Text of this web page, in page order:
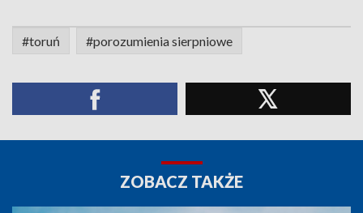
#toruń #porozumienia sierpniowe
ZOBACZ TAKŻE